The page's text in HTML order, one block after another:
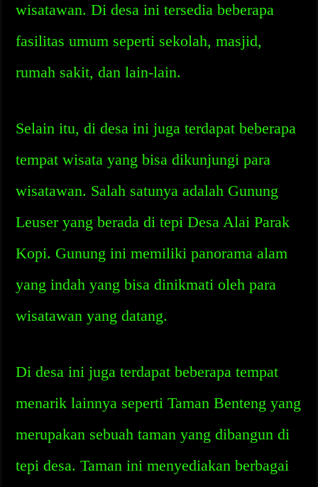
wisatawan. Di desa ini tersedia beberapa
fasilitas umum seperti sekolah, masjid,
rumah sakit, dan lain-lain.
Selain itu, di desa ini juga terdapat beberapa
tempat wisata yang bisa dikunjungi para
wisatawan. Salah satunya adalah Gunung
Leuser yang berada di tepi Desa Alai Parak
Kopi. Gunung ini memiliki panorama alam
yang indah yang bisa dinikmati oleh para
wisatawan yang datang.
Di desa ini juga terdapat beberapa tempat
menarik lainnya seperti Taman Benteng yang
merupakan sebuah taman yang dibangun di
tepi desa. Taman ini menyediakan berbagai